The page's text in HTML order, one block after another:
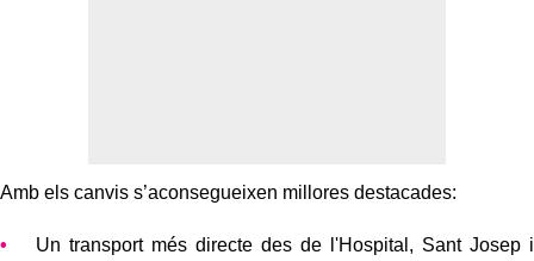
Amb els canvis s’aconsegueixen millores destacades:
Un transport més directe des de l'Hospital, Sant Josep i